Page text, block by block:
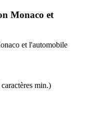
Monaco et
min.)